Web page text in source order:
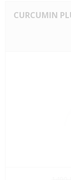
CURCUMIN